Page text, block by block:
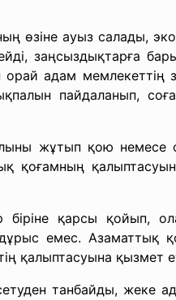
өзіне ауыз салады,
заңсыздықтарға
адам мемлекеттің
пайдаланып,
жұтып қою немесе
қоғамның
қарсы қойып,
емес. Азаматтық
қалыптасуына қызмет
танбайды, жеке